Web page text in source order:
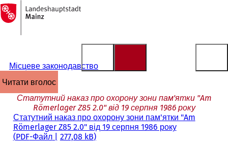
Перейти до змісту
На
головну
сторінку
Місцеве законодавство
читати вголос
Статутний наказ про охорону зони пам'ятки "Am
Römerlager Z85 2.0" від 19 серпня 1986 року
Статутний наказ про охорону зони пам'ятки "Am
Römerlager Z85 2.0" від 19 серпня 1986 року
PDF-Файл 277,08 kB